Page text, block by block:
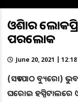
ଓଡ଼ିଶାର
ପରଲୋକ
June 20, 2021 | 12:18
(ସତ୍ୟପାଠ ବ୍ୟୁରୋ)
ଘରୋଇ ହସ୍ପିଟାଲରେ